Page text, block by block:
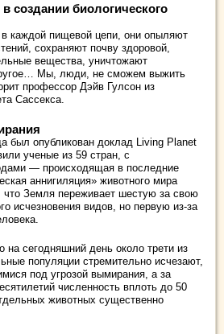
создании биологического
каждой пищевой цепи, они опыляют
сохраняют почву здоровой,
вещества, уничтожают
Мы, люди, не сможем выжить
профессор Дэйв Гулсон из
Сассекса.
был опубликован доклад Living Planet
ученые из 59 стран, с
— происходящая в последние
аннигиляция» животного мира
что Земля переживает шестую за свою
исчезновения видов, но первую из-за
на сегодняшний день около трети из
популяции стремительно исчезают,
под угрозой вымирания, а за
численность вплоть до 50
животных существенно